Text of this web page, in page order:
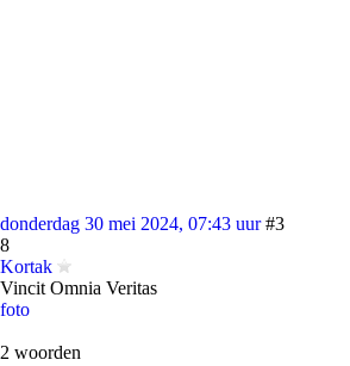
donderdag 30 mei 2024, 07:43 uur #3
8
Kortak
Vincit Omnia Veritas
foto
2 woorden